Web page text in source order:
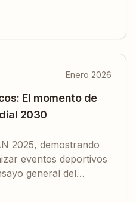
un nuevo
e
nivel.
Enero 2026
El momento de
2030
2025, demostrando
eventos deportivos
general del